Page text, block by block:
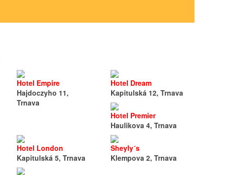
Hotel Empire
Hajdoczyho 11,
Trnava
Hotel Dream
Kapitulská 12, Trnava
Hotel Premier
Haulikova 4, Trnava
Hotel London
Kapitulská 5, Trnava
Sheyly´s
Klempova 2, Trnava